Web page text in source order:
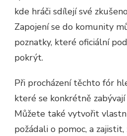
kde hráči sdílejí své
Zapojení se do komunity
poznatky, které oficiální
pokrýt.
Při procházení těchto fór
které se konkrétně
Můžete také vytvořit
požádali o pomoc, a